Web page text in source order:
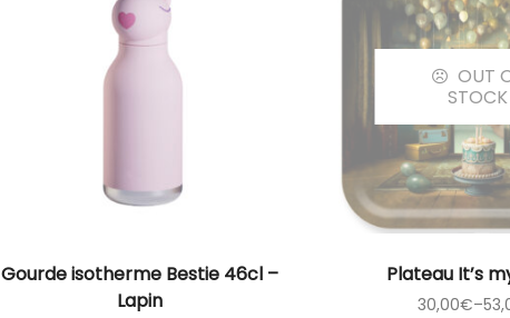
Gourde isotherme Bestie 46cl –
Lapin
OUT
STOCK
CHOIX DES
Plateau It’s
30,00€–